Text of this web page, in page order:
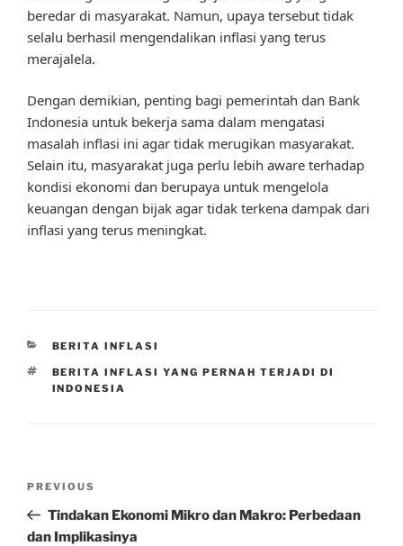
beredar di masyarakat. Namun, upaya tersebut tidak
selalu berhasil mengendalikan inflasi yang terus
merajalela.
Dengan demikian, penting bagi pemerintah dan Bank
Indonesia untuk bekerja sama dalam mengatasi
masalah inflasi ini agar tidak merugikan masyarakat.
Selain itu, masyarakat juga perlu lebih aware terhadap
kondisi ekonomi dan berupaya untuk mengelola
keuangan dengan bijak agar tidak terkena dampak dari
inflasi yang terus meningkat.
CATEGORIES
BERITA INFLASI
TAGS
BERITA INFLASI YANG PERNAH TERJADI DI
INDONESIA
Previous
Post
PREVIOUS
Tindakan Ekonomi Mikro dan Makro: Perbedaan
dan Implikasinya